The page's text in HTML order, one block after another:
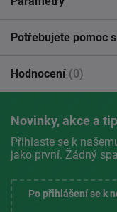
Potřebujete pomoc
Hodnocení (0)
Novinky, akce a
Přihlaste se k
jako první. Žádný
Po přihlášení se k